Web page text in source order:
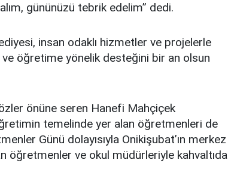
gününüzü tebrik edelim” dedi.
insan odaklı hizmetler ve projelerle
öğretime yönelik desteğini bir an olsun
önüne seren Hanefi Mahçiçek
temelinde yer alan öğretmenleri de
Günü dolayısıyla Onikişubat’ın merkez
öğretmenler ve okul müdürleriyle kahvaltıda